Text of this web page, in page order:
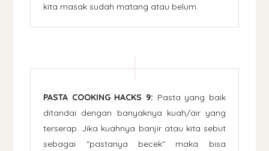
kita masak sudah matang atau belum.
PASTA COOKING HACKS 9: Pasta yang baik
ditandai dengan banyaknya kuah/air yang
terserap. Jika kuahnya banjir atau kita sebut
sebagai "pastanya becek" maka bisa